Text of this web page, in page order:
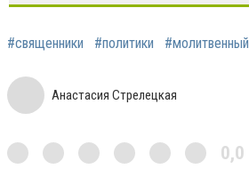
#священники #политики #молитвенный
Анастасия Стрелецкая
0,0